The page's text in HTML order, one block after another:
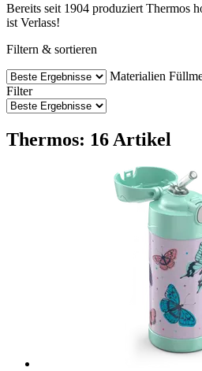
Bereits seit 1904 produziert Thermos
ist Verlass!
Filtern & sortieren
Materialien
Filter
Thermos: 16 Artikel